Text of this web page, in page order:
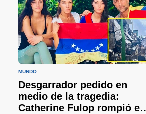
MUNDO
Desgarrador pedido en
medio de la tragedia:
Catherine Fulop rompió en